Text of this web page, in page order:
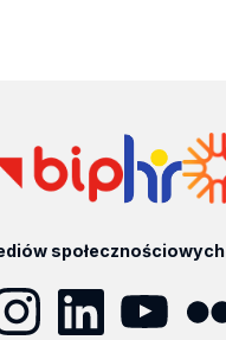
społecznościowych